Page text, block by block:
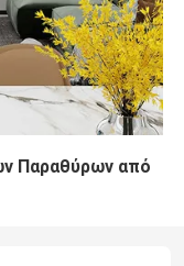
Παραθύρων από